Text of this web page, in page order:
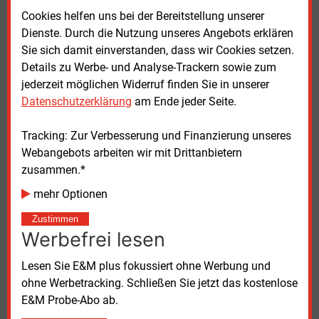
Cookies helfen uns bei der Bereitstellung unserer
Dienste. Durch die Nutzung unseres Angebots erklären
Sie sich damit einverstanden, dass wir Cookies setzen.
Details zu Werbe- und Analyse-Trackern sowie zum
jederzeit möglichen Widerruf finden Sie in unserer
Datenschutzerklärung am Ende jeder Seite.
Tracking: Zur Verbesserung und Finanzierung unseres
Webangebots arbeiten wir mit Drittanbietern
zusammen.*
mehr Optionen
Zustimmen
Werbefrei lesen
Lesen Sie E&M plus fokussiert ohne Werbung und
ohne Werbetracking. Schließen Sie jetzt das kostenlose
E&M Probe-Abo ab.
Steag baut Arbeitsplätze ab
Die Steag mit Sitz in Essen ist vom vereinbarten
Kohleausstieg bis 2038 besonders betroffen. Das
Unternehmen zählte jahrzehntelang zu den größten
Kohleverstromern Deutschlands. Zwar versucht das
Management seit Jahren den Umbau hin zu
erneuerbaren Energien, gleichwohl gestaltet sich das
Unterfangen als schwierig. Am 1. Oktober
Ende 2021 in Deutschland 1.000 seiner 3.500
Arbeitsplätze wegfallen sollen.